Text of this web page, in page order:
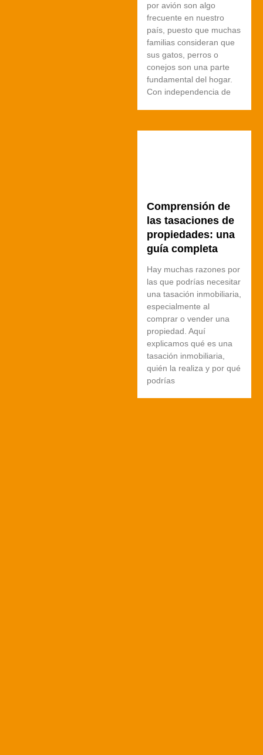
por avión son algo
frecuente en nuestro
país, puesto que muchas
familias consideran que
sus gatos, perros o
conejos son una parte
fundamental del hogar.
Con independencia de
Comprensión de
las tasaciones de
propiedades: una
guía completa
Hay muchas razones por
las que podrías necesitar
una tasación inmobiliaria,
especialmente al
comprar o vender una
propiedad. Aquí
explicamos qué es una
tasación inmobiliaria,
quién la realiza y por qué
podrías